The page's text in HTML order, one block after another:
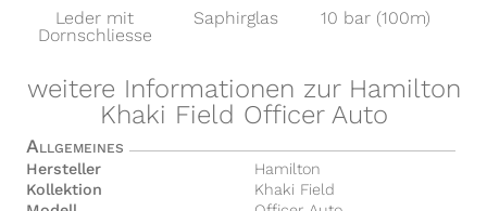
Leder mit
Dornschliesse
Saphirglas 10 bar (100m)
weitere Informationen zur Hamilton
Khaki Field Officer Auto
Allgemeines
Hersteller
Hamilton
Kollektion
Khaki Field